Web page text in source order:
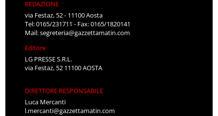
REDAZIONE
via Festaz, 52 - 11100 Aosta
Tel: 0165/231711 - Fax: 0165/1820141
Mail:segreteria@gazzettamatin.com
Editore
LG PRESSE S.R.L.
via Festaz, 52 11100 AOSTA
DIRETTORE RESPONSABILE
Luca Mercanti
l.mercanti@gazzettamatin.com